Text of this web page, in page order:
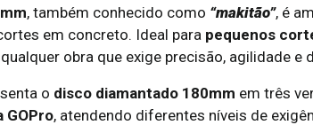
, também conhecido como “makitão”, é
em concreto. Ideal para pequenos
obra que exige precisão, agilidade e
o disco diamantado 180mm em três
GOPro, atendendo diferentes níveis de